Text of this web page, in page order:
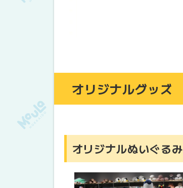
オリジナルグッズ
オリジナルぬいぐるみ